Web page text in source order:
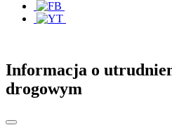
Informacja o
drogowym